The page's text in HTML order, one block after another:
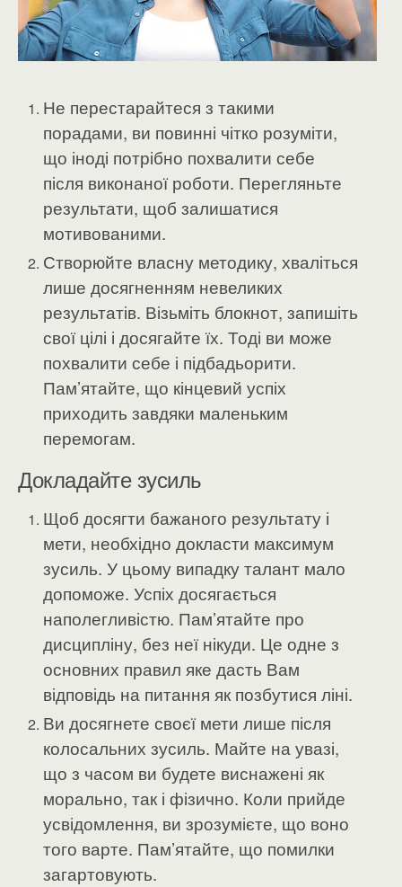
Не перестарайтеся з такими
порадами, ви повинні чітко розуміти,
що іноді потрібно похвалити себе
після виконаної роботи. Перегляньте
результати, щоб залишатися
мотивованими.
Створюйте власну методику, хваліться
лише досягненням невеликих
результатів. Візьміть блокнот, запишіть
свої цілі і досягайте їх. Тоді ви може
похвалити себе і підбадьорити.
Пам’ятайте, що кінцевий успіх
приходить завдяки маленьким
перемогам.
Докладайте зусиль
Щоб досягти бажаного результату і
мети, необхідно докласти максимум
зусиль. У цьому випадку талант мало
допоможе. Успіх досягається
наполегливістю. Пам’ятайте про
дисципліну, без неї нікуди. Це одне з
основних правил яке дасть Вам
відповідь на питання як позбутися ліні.
Ви досягнете своєї мети лише після
колосальних зусиль. Майте на увазі,
що з часом ви будете виснажені як
морально, так і фізично. Коли прийде
усвідомлення, ви зрозумієте, що воно
того варте. Пам’ятайте, що помилки
загартовують.